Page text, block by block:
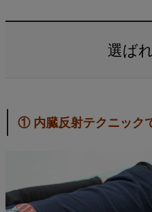
選ば
① 内臓反射テクニック